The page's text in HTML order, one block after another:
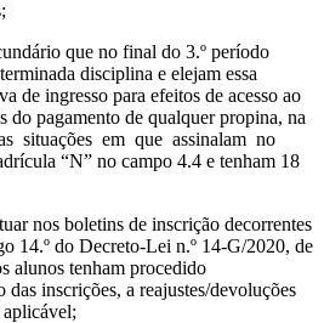
que no final do 3.º período
disciplina e elejam essa
de ingresso para efeitos de acesso ao
do pagamento de qualquer propina, na
situações em que assinalam no
“N” no campo 4.4 e tenham 18
nos boletins de inscrição decorrentes
14.º do Decreto-Lei n.º 14-G/2020, de
alunos tenham procedido
das inscrições, a reajustes/devoluções
aplicável;